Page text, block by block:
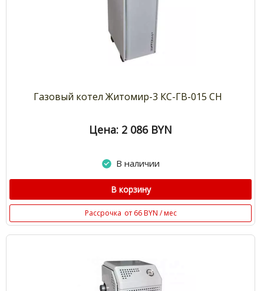
Газовый котел Житомир-3 КС-ГВ-015 СН
Цена: 2 086 BYN
В наличии
В корзину
Рассрочка от 66 BYN / мес